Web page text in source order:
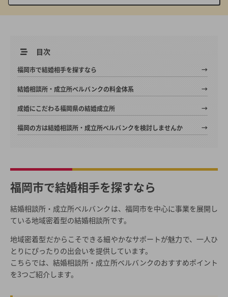
目次
福岡市で結婚相手を探すなら
結婚相談所・成立所ベルバンクの料金体系
成婚にこだわる福岡県の結婚成立所
福岡の方は結婚相談所・成立所ベルバンクを検討しませんか
福岡市で結婚相手を探すなら
結婚相談所・成立所ベルバンクは、福岡市を中心に事業を展開し
ている地域密着型の結婚相談所です。
地域密着型だからこそできる細やかなサポートが魅力で、一人ひ
とりにぴったりの出会いを提供しています。
こちらでは、結婚相談所・成立所ベルバンクのおすすめポイント
を3つご紹介します。